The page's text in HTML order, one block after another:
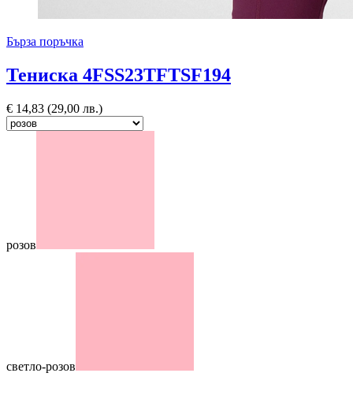
Бърза поръчка
Тениска 4FSS23TFTSF194
€ 14,83 (29,00 лв.)
розов
светло-розов